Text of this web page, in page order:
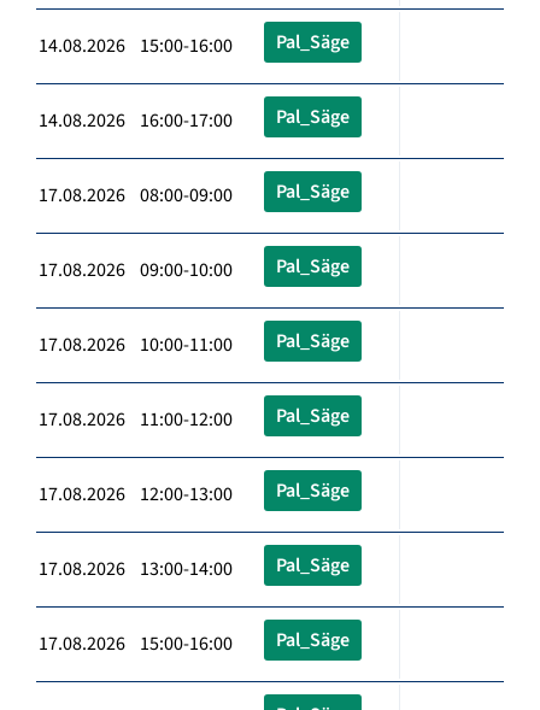
14.08.2026 15:00-16:00 Pal_Säge
14.08.2026 16:00-17:00 Pal_Säge
17.08.2026 08:00-09:00 Pal_Säge
17.08.2026 09:00-10:00 Pal_Säge
17.08.2026 10:00-11:00 Pal_Säge
17.08.2026 11:00-12:00 Pal_Säge
17.08.2026 12:00-13:00 Pal_Säge
17.08.2026 13:00-14:00 Pal_Säge
17.08.2026 15:00-16:00 Pal_Säge